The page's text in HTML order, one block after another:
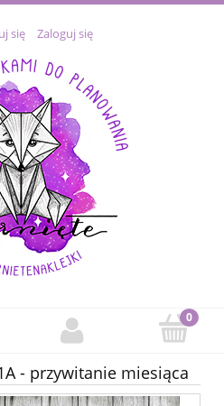
się Zaloguj się
- przywitanie miesiąca